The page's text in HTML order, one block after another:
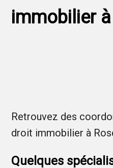
immobilier
Retrouvez des
droit immobilier à
Quelques